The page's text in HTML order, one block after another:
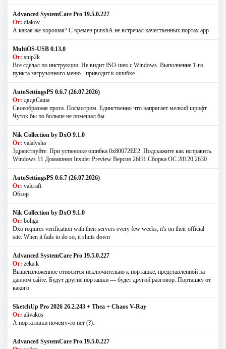
Advanced SystemCare Pro 19.5.0.227
От: diakov
А какая же хорошая? С времен punshА не встречал качественных портах app
MultiOS-USB 0.13.0
От: snip2k
Все сделал по инструкции. Не видит ISO-шек с Windows. Выполнение 1-го
пункта загрузочного меню - приводит к ошибке.
AutoSettingsPS 0.6.7 (26.07.2026)
От: дядяСаша
Своеобразная прога. Посмотрим. Единственно что напрягает мелкий шрифт.
Чуток бы по больше не помешал бы.
Nik Collection by DxO 9.1.0
От: valalysha
Здравствуйте. При установке ошибка 0х80072EE2. Подскажите как исправить.
Windows 11 Домашняя Insider Preview Версия 26H1 Сборка ОС 28120.2630
AutoSettingsPS 0.6.7 (26.07.2026)
От: valcraft
Обзор
Nik Collection by DxO 9.1.0
От: boliga
Dxo requires verification with their servers every few weeks, it's on their official
site. When it fails to do so, it shuts down
Advanced SystemCare Pro 19.5.0.227
От: zeka.k
Вышеизложенное относится исключительно к порташке, представленной на
данном сайте. Будут другие порташки — будет другой разговор. Порташку от
какого
SketchUp Pro 2026 26.2.243 + Thea + Chaos V-Ray
От: alivakos
А портативки почему-то нет (?).
Advanced SystemCare Pro 19.5.0.227